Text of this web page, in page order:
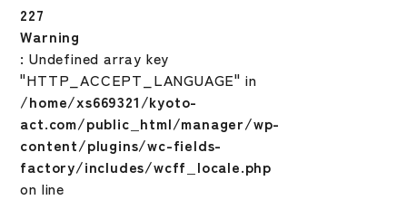
227
Warning
: Undefined array key
"HTTP_ACCEPT_LANGUAGE" in
/home/xs669321/kyoto-
act.com/public_html/manager/wp-
content/plugins/wc-fields-
factory/includes/wcff_locale.php
on line